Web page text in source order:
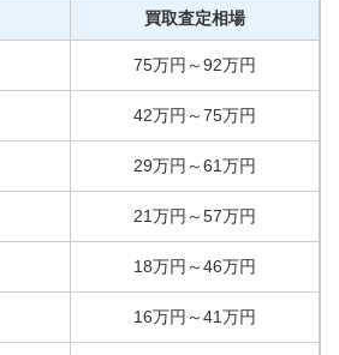
買取査定相場
75万円 ～92万円
42万円 ～75万円
29万円 ～61万円
21万円 ～57万円
18万円 ～46万円
16万円 ～41万円